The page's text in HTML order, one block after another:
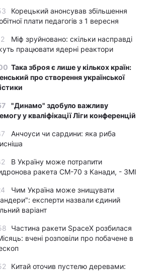
Корецький анонсував збільшення
плати педагогів з 1 вересня
Міф зруйновано: скільки насправді
працювати ядерні реактори
Така зброя є лише у кількох країн:
про створення української
"Динамо" здобуло важливу
у кваліфікації Ліги конференцій
Анчоуси чи сардини: яка риба
В Україну може потрапити
ракета CM-70 з Канади, - ЗМІ
Чим Україна може знищувати
експерти назвали єдиний
варіант
Частина ракети SpaceX розбилася
вчені розповіли про побачене в
Китай оточив пустелю деревами: